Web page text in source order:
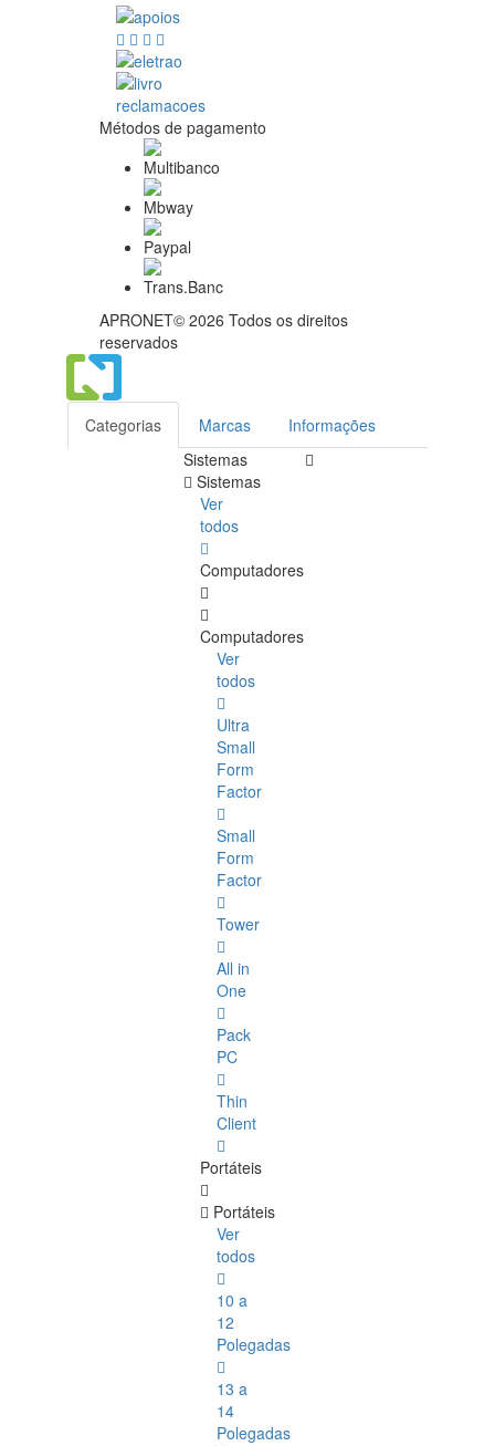
Métodos de pagamento
APRONET© 2026 Todos os direitos
reservados
Categorias Marcas
Informações
Sistemas
Sistemas
Ver
todos
Computadores
Computadores
Ver
todos
Ultra
Small
Form
Factor
Small
Form
Factor
Tower
All in
One
Pack
PC
Thin
Client
Portáteis
Portáteis
Ver
todos
10 a
12
Polegadas
13 a
14
Polegadas